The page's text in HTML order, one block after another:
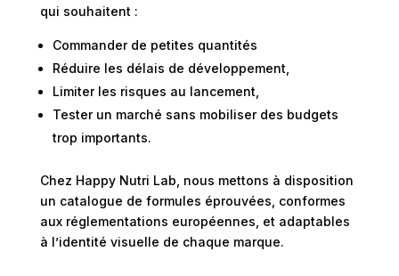
qui souhaitent :
Commander de petites quantités
Réduire les délais de développement,
Limiter les risques au lancement,
Tester un marché sans mobiliser des budgets
trop importants.
Chez Happy Nutri Lab, nous mettons à disposition
un catalogue de formules éprouvées, conformes
aux réglementations européennes, et adaptables
à l’identité visuelle de chaque marque.